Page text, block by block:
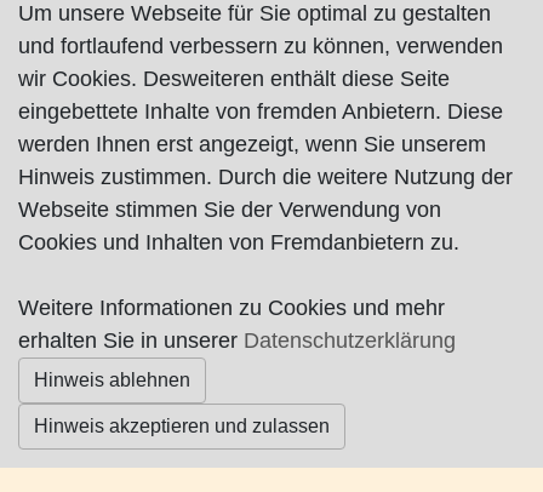
Design für digitale Medien.
Impressum|Datenschutz| AGB
© Worpswede24 2015-2026
Um unsere Webseite für Sie optimal zu gestalten
und fortlaufend verbessern zu können, verwenden
wir Cookies. Desweiteren enthält diese Seite
eingebettete Inhalte von fremden Anbietern. Diese
werden Ihnen erst angezeigt, wenn Sie unserem
Hinweis zustimmen. Durch die weitere Nutzung der
Webseite stimmen Sie der Verwendung von
Cookies und Inhalten von Fremdanbietern zu.
Weitere Informationen zu Cookies und mehr
erhalten Sie in unserer Datenschutzerklärung
Hinweis ablehnen
Hinweis akzeptieren und zulassen